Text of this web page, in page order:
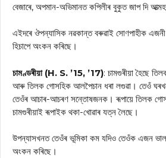
বেজাৰে, অপমান-অভিমানত কপিলীৰ বুকুত জাপ দি
এইদৰে ঔপন্যাসিক নৱকান্ত বৰুৱাই সোণপাহীক
হিচাপে অংকন কৰিছে।
চামণ্ডৰীয়া (H. S. ’15, ’17): চামগুৰীয়া হৈছে
আৰু তিলক গোসহিক আলপৈচান ধৰা লগুৱা। তেওঁ
তেওঁৰ আচাৰ-আচৰণ সন্তোষজনক। ৰূপায়ে তিলক
চামগুৰীয়াই ৰূপাইক থকা-খোৱাৰ যত্ন লৈছে।
উপন্যাসখনত তেওঁৰ ভূমিকা কম যদিও তেওঁক এজন ভাল
অংকন কৰিছে।